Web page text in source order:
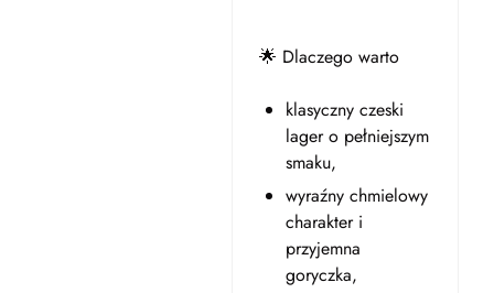
🌟 Dlaczego warto
klasyczny czeski
lager o pełniejszym
smaku,
wyraźny chmielowy
charakter i
przyjemna
goryczka,